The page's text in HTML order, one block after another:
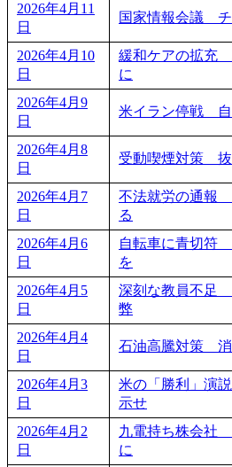
2026年4月11
日
国家情報会議 チ
2026年4月10
日
緩和ケアの拡充
に
2026年4月9
日
米イラン停戦 自
2026年4月8
日
受動喫煙対策 抜
2026年4月7
日
不法就労の通報
る
2026年4月6
日
自転車に青切符
を
2026年4月5
日
深刻な教員不足
弊
2026年4月4
日
石油高騰対策 消
2026年4月3
日
米の「勝利」演
示せ
2026年4月2
日
九電持ち株会社
に